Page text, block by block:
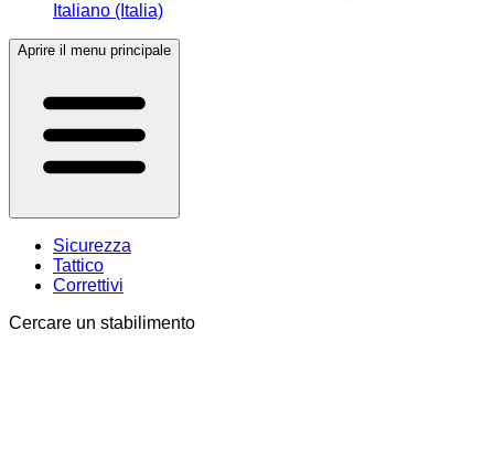
Italiano (Italia)
Aprire il menu principale
Sicurezza
Tattico
Correttivi
Cercare un stabilimento